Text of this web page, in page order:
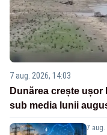
7 aug. 2026, 14:03
Dunărea crește ușor
sub media lunii
7 aug.